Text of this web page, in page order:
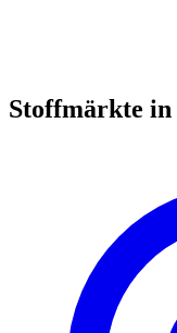
Stoffmärkte in